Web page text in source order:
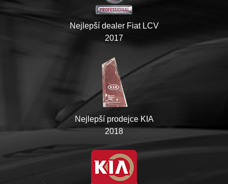
Nejlepší dealer Fiat LCV
2017
Nejlepší prodejce KIA
2018